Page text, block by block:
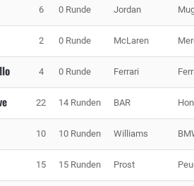
6 0 Runde Jordan
2 0 Runde McLaren
4 0 Runde Ferrari
22 14 Runden BAR
10 10 Runden Williams
15 15 Runden Prost